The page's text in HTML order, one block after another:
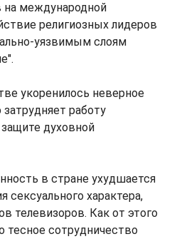
международной
религиозных лидеров
уязвимым слоям
укоренилось неверное
работу
духовной
в стране ухудшается
сексуального характера,
телевизоров. Как от этого
тесное сотрудничество